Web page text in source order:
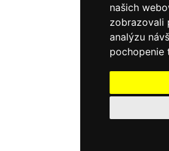
našich
zobrazovali
analýzu
pochopenie